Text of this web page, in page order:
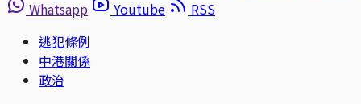
Whatsapp
Youtube
RSS
逃犯條例
中港關係
政治